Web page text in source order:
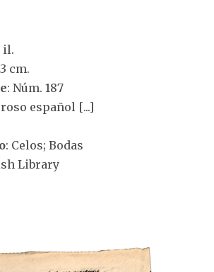
il.
cm.
: Núm. 187
español [...]
: Celos; Bodas
Library